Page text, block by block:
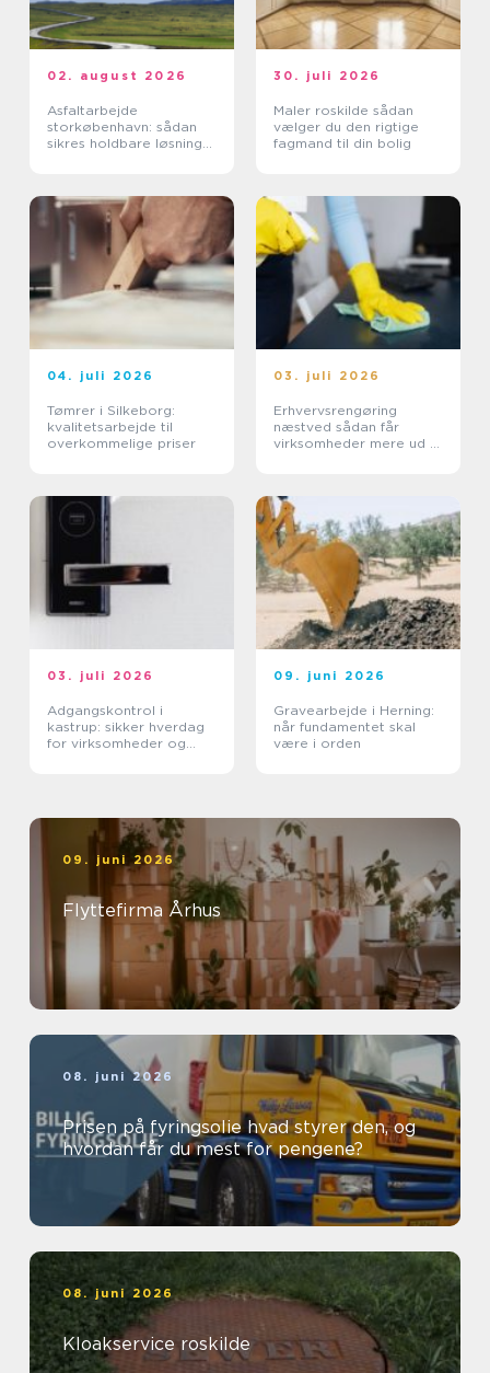
02. august 2026
Asfaltarbejde
storkøbenhavn: sådan
sikres holdbare løsninger
30. juli 2026
Maler roskilde sådan
vælger du den rigtige
fagmand til din bolig
04. juli 2026
Tømrer i Silkeborg:
kvalitetsarbejde til
overkommelige priser
03. juli 2026
Erhvervsrengøring
næstved sådan får
virksomheder mere ud af
03. juli 2026
Adgangskontrol i
kastrup: sikker hverdag
for virksomheder og
09. juni 2026
Gravearbejde i Herning:
når fundamentet skal
være i orden
09. juni 2026
Flyttefirma Århus
08. juni 2026
Prisen på fyringsolie hvad styrer den, og
hvordan får du mest for pengene?
08. juni 2026
Kloakservice roskilde